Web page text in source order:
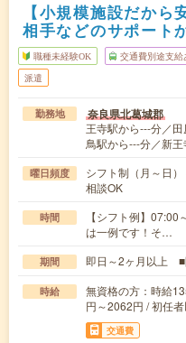
【小規模施設だから
相手などのサポート
職種未経験OK 交通費別途支給
派遣
勤務地 奈良県北葛城郡
王寺駅から---分／
鳥駅から---分／新
曜日頻度
シフト制（月～日
相談OK
時間
【シフト例】
は一例です！そ…
期間 即日～2ヶ月以上 ■
時給
無資格の方：時給
円～2062円 / 初任
交通費